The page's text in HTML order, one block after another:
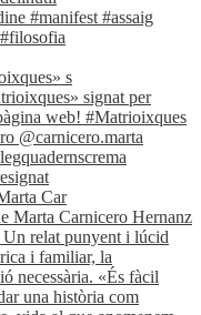
s
Car